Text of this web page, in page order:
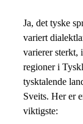
Ja, det tyske
variert
varierer sterkt,
regioner i
tysktalende
Sveits. Her er
viktigste: